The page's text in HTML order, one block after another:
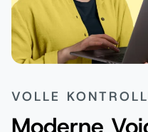
VOLLE